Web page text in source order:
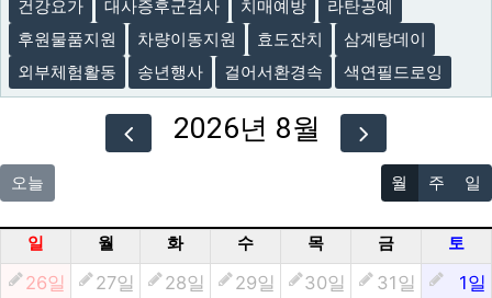
건강요가
대사증후군검사 치매예방
라탄공예
후원물품지원
차량이동지원 효도잔치
삼계탕데이
외부체험활동
송년행사 걸어서환경속 색연필드로잉
오늘
2026년 8월
월 주 일
일 월 화 수 목 금 토
26일 27일 28일 29일 30일 31일 1일